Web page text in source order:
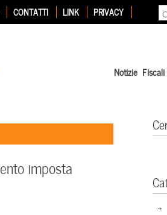
CONTATTI LINK PRIVACY
Notizie Fiscali
imposta